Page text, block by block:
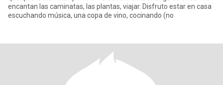
encantan las caminatas, las plantas, viajar. Disfruto estar en casa
escuchando música, una copa de vino, cocinando (no